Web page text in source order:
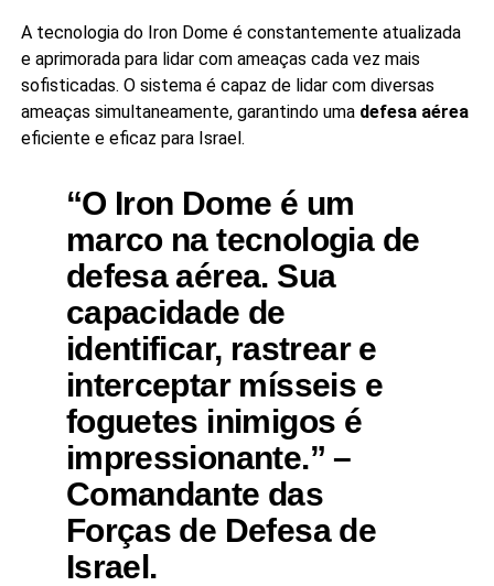
A tecnologia do Iron Dome é constantemente atualizada
e aprimorada para lidar com ameaças cada vez mais
sofisticadas. O sistema é capaz de lidar com diversas
ameaças simultaneamente, garantindo uma defesa aérea
eficiente e eficaz para Israel.
“O Iron Dome é um
marco natecnologia de
defesaaérea. Sua
capacidade de
identificar, rastrear e
interceptar mísseis e
foguetes inimigos é
impressionante.” –
Comandante das
Forças de Defesa de
Israel.